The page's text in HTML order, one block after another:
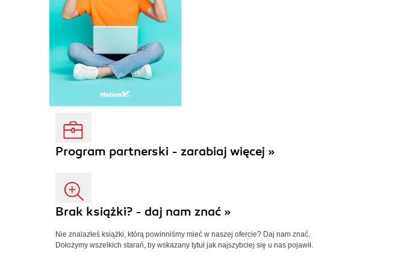
Program partnerski - zarabiaj więcej »
Brak książki? - daj nam znać »
Nie znalazłeś książki, którą powinniśmy mieć w naszej ofercie? Daj nam znać.
Dołożymy wszelkich starań, by wskazany tytuł jak najszybciej się u nas pojawił.